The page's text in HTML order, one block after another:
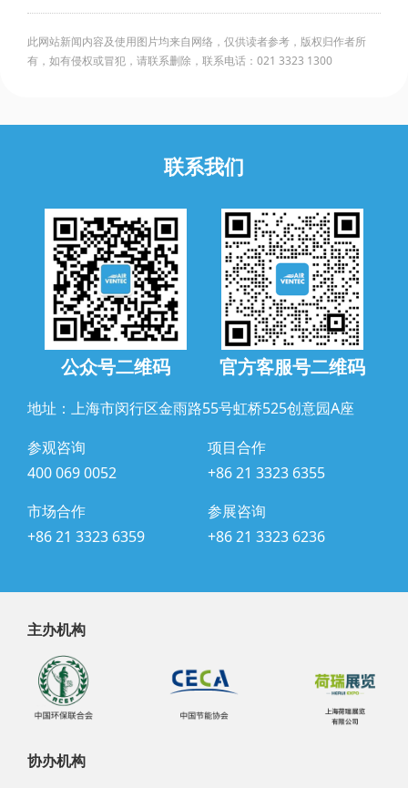
此网站新闻内容及使用图片均来自网络，仅供读者参考，版权归作者所
有，如有侵权或冒犯，请联系删除，联系电话：021 3323 1300
联系我们
公众号二维码 官方客服号二维码
地址：上海市闵行区金雨路55号虹桥525创意园A座
参观咨询
400 069 0052
项目合作
+86 21 3323 6355
市场合作
+86 21 3323 6359
参展咨询
+86 21 3323 6236
主办机构
协办机构